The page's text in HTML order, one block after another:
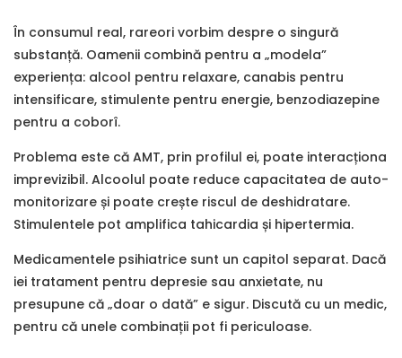
În consumul real, rareori vorbim despre o singură
substanță. Oamenii combină pentru a „modela”
experiența: alcool pentru relaxare, canabis pentru
intensificare, stimulente pentru energie, benzodiazepine
pentru a coborî.
Problema este că AMT, prin profilul ei, poate interacționa
imprevizibil. Alcoolul poate reduce capacitatea de auto-
monitorizare și poate crește riscul de deshidratare.
Stimulentele pot amplifica tahicardia și hipertermia.
Medicamentele psihiatrice sunt un capitol separat. Dacă
iei tratament pentru depresie sau anxietate, nu
presupune că „doar o dată” e sigur. Discută cu un medic,
pentru că unele combinații pot fi periculoase.